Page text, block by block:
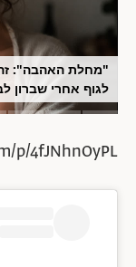
"מחלת האהבה":
לגוף אחרי שברון
p/4fJNhnOyPL